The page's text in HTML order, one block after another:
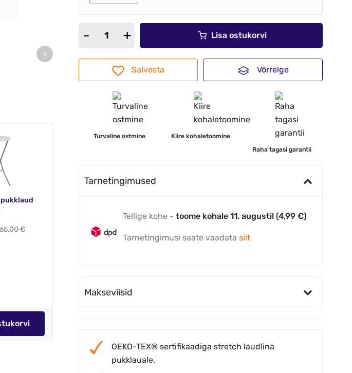
65,00 €
Lisa ostukorvi
Salvesta Võrrelge
Turvaline ostmine
Kiire kohaletoomine
Raha tagasi garantii
Tarnetingimused
Tellige kohe -toome kohale 11. augustil (4,99 €)
Tarnetingimusi saate vaadatasiit
Makseviisid
OEKO-TEX® sertifikaadiga stretch laudlina
pukklauale.